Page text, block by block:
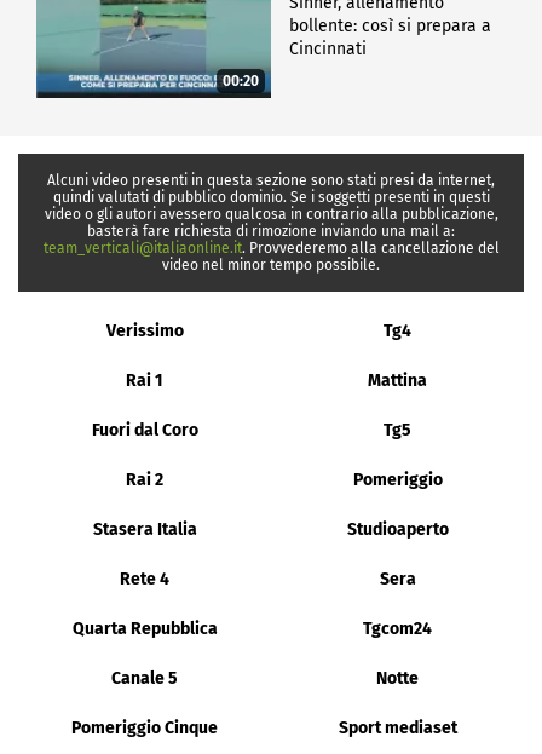
00:20
bollente: così si prepara a
Cincinnati
Alcuni video presenti in questa sezione sono stati presi da internet,
quindi valutati di pubblico dominio. Se i soggetti presenti in questi
video o gli autori avessero qualcosa in contrario alla pubblicazione,
basterà fare richiesta di rimozione inviando una mail a:
team_verticali@italiaonline.it. Provvederemo alla cancellazione del
video nel minor tempo possibile.
Verissimo Tg4
Rai 1 Mattina
Fuori dal Coro Tg5
Rai 2 Pomeriggio
Stasera Italia Studioaperto
Rete 4 Sera
Quarta Repubblica Tgcom24
Canale 5 Notte
Pomeriggio Cinque Sport mediaset